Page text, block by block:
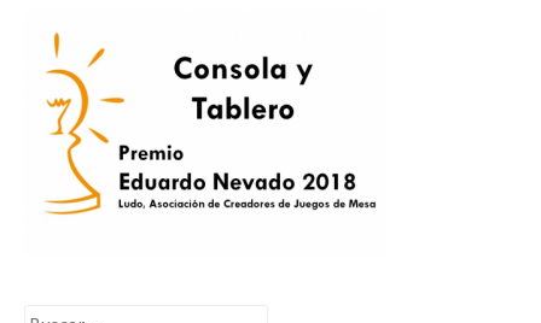
Buscar: